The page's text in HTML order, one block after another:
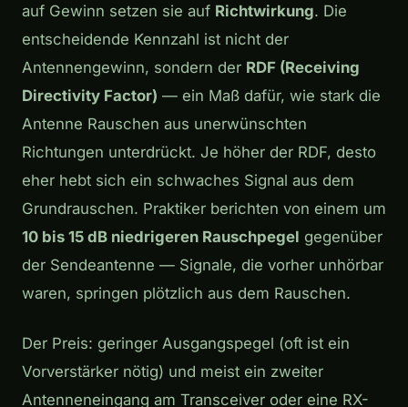
auf Gewinn setzen sie auf Richtwirkung. Die
entscheidende Kennzahl ist nicht der
Antennengewinn, sondern der RDF (Receiving
Directivity Factor) — ein Maß dafür, wie stark die
Antenne Rauschen aus unerwünschten
Richtungen unterdrückt. Je höher der RDF, desto
eher hebt sich ein schwaches Signal aus dem
Grundrauschen. Praktiker berichten von einem um
10 bis 15 dB niedrigeren Rauschpegel gegenüber
der Sendeantenne — Signale, die vorher unhörbar
waren, springen plötzlich aus dem Rauschen.
Der Preis: geringer Ausgangspegel (oft ist ein
Vorverstärker nötig) und meist ein zweiter
Antenneneingang am Transceiver oder eine RX-